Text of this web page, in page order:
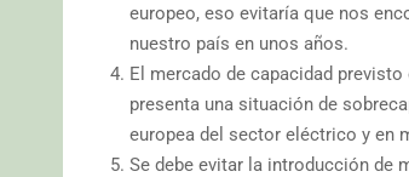
europeo, eso evitaría que nos
nuestro país en unos años.
El mercado de capacidad
presenta una situación de
europea del sector eléctrico y en
Se debe evitar la introducción de